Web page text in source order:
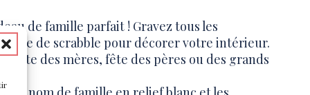
de famille parfait ! Gravez tous les
de scrabble pour décorer votre intérieur.
fête des mères, fête des pères ou des grands